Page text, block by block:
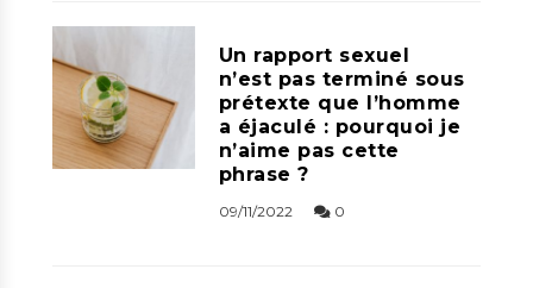
Un rapport sexuel
n’est pas terminé sous
prétexte que l’homme
a éjaculé : pourquoi je
n’aime pas cette
phrase ?
09/11/2022 0